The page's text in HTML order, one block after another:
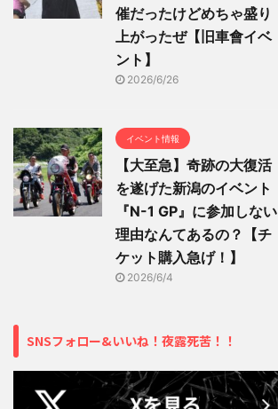
催だったけどめちゃ盛り
上がったぜ【旧車會イベ
ント】
2026/6/26
イベント情報
【大至急】奇跡の大復活
を遂げた新潟のイベント
『N-1 GP』に参加しない
理由なんてあるの？【チ
ケット購入急げ！】
2026/6/4
SNSフォロー&いいね！夜露死苦！！